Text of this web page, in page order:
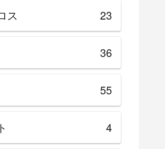
ス 23
36
55
4